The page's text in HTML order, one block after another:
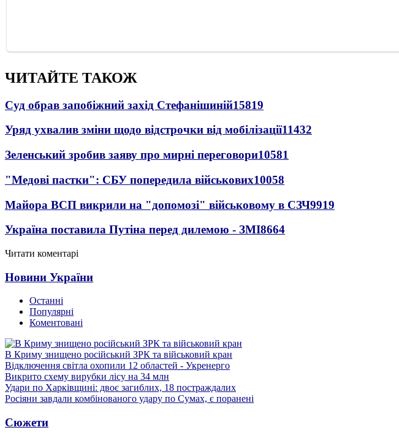
ЧИТАЙТЕ ТАКОЖ
Суд обрав запобіжний захід Стефанішиній15819
Уряд ухвалив зміни щодо відстрочки від мобілізації11432
Зеленський зробив заяву про мирні переговори10581
"Медові пастки": СБУ попередила військових10058
Майора ВСП викрили на "допомозі" військовому в СЗЧ9919
Україна поставила Путіна перед дилемою - ЗМІ8664
Читати коментарі
Новини України
Останні
Популярні
Коментовані
В Криму знищено російський ЗРК та військовий кран
Відключення світла охопили 12 областей - Укренерго
Викрито схему вирубки лісу на 34 млн
Удари по Харківщині: двоє загиблих, 18 постраждалих
Росіяни завдали комбінованого удару по Сумах, є поранені
Сюжети